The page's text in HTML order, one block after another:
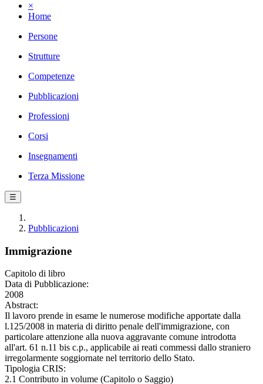
×
Home
Persone
Strutture
Competenze
Pubblicazioni
Professioni
Corsi
Insegnamenti
Terza Missione
☰
Pubblicazioni
Immigrazione
Capitolo di libro
Data di Pubblicazione:
2008
Abstract:
Il lavoro prende in esame le numerose modifiche apportate dalla
l.125/2008 in materia di diritto penale dell'immigrazione, con
particolare attenzione alla nuova aggravante comune introdotta
all'art. 61 n.11 bis c.p., applicabile ai reati commessi dallo straniero
irregolarmente soggiornate nel territorio dello Stato.
Tipologia CRIS:
2.1 Contributo in volume (Capitolo o Saggio)